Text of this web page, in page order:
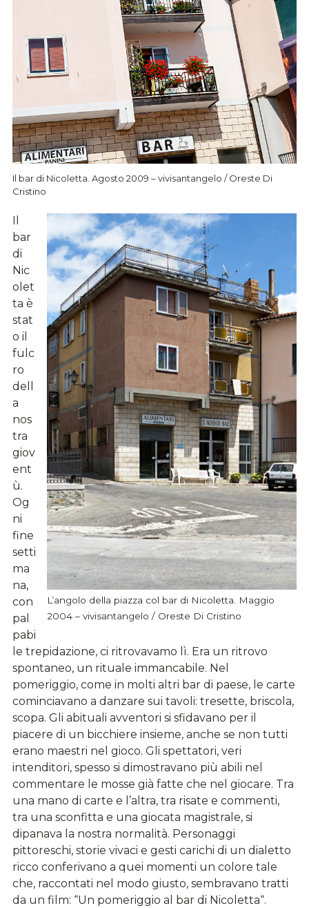
Il bar di Nicoletta. Agosto 2009 – vivisantangelo / Oreste Di
Cristino
L’angolo della piazza col bar di Nicoletta. Maggio
2004 – vivisantangelo / Oreste Di Cristino
Il
bar
di
Nic
olet
ta è
stat
o il
fulc
ro
dell
a
nos
tra
giov
ent
ù.
Og
ni
fine
setti
ma
na,
con
pal
pabi
le trepidazione, ci ritrovavamo lì. Era un ritrovo
spontaneo, un rituale immancabile. Nel
pomeriggio, come in molti altri bar di paese, le carte
cominciavano a danzare sui tavoli: tresette, briscola,
scopa. Gli abituali avventori si sfidavano per il
piacere di un bicchiere insieme, anche se non tutti
erano maestri nel gioco. Gli spettatori, veri
intenditori, spesso si dimostravano più abili nel
commentare le mosse già fatte che nel giocare. Tra
una mano di carte e l’altra, tra risate e commenti,
tra una sconfitta e una giocata magistrale, si
dipanava la nostra normalità. Personaggi
pittoreschi, storie vivaci e gesti carichi di un dialetto
ricco conferivano a quei momenti un colore tale
che, raccontati nel modo giusto, sembravano tratti
da un film: “Un pomeriggio al bar di Nicoletta“.